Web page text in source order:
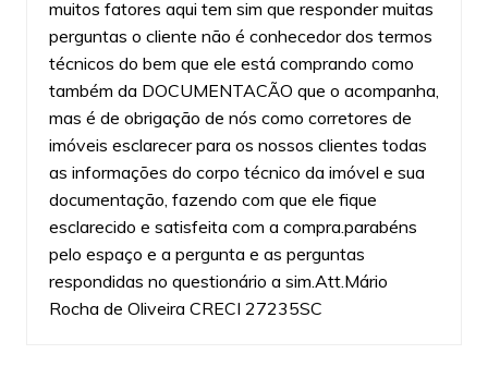
muitos fatores aqui tem sim que responder muitas
perguntas o cliente não é conhecedor dos termos
técnicos do bem que ele está comprando como
também da DOCUMENTACÃO que o acompanha,
mas é de obrigação de nós como corretores de
imóveis esclarecer para os nossos clientes todas
as informações do corpo técnico da imóvel e sua
documentação, fazendo com que ele fique
esclarecido e satisfeita com a compra.parabéns
pelo espaço e a pergunta e as perguntas
respondidas no questionário a sim.Att.Mário
Rocha de Oliveira CRECI 27235SC